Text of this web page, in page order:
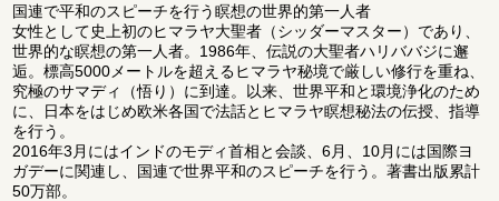
国連で平和のスピーチを行う瞑想の世界的第一人者
女性として史上初のヒマラヤ大聖者（シッダーマスター）であり、
世界的な瞑想の第一人者。1986年、伝説の大聖者ハリババジに邂
逅。標高5000メートルを超えるヒマラヤ秘境で厳しい修行を重ね、
究極のサマディ（悟り）に到達。以来、世界平和と環境浄化のため
に、日本をはじめ欧米各国で法話とヒマラヤ瞑想秘法の伝授、指導
を行う。
2016年3月にはインドのモディ首相と会談、6月、10月には国際ヨ
ガデーに関連し、国連で世界平和のスピーチを行う。著書出版累計
50万部。